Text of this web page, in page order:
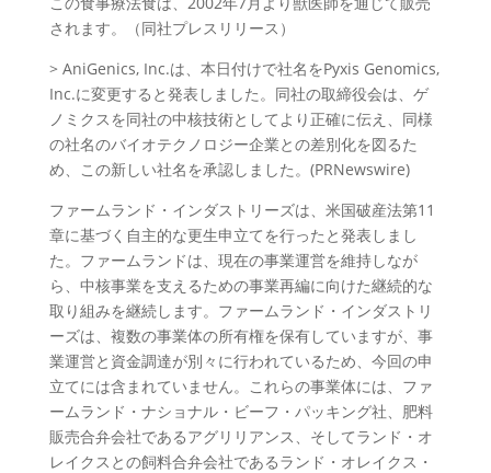
されます。（同社プレスリリース）
> AniGenics, Inc.は、本日付けで社名をPyxis Genomics,
Inc.に変更すると発表しました。同社の取締役会は、ゲ
ノミクスを同社の中核技術としてより正確に伝え、同様
の社名のバイオテクノロジー企業との差別化を図るた
め、この新しい社名を承認しました。(PRNewswire)
ファームランド・インダストリーズは、米国破産法第11
章に基づく自主的な更生申立てを行ったと発表しまし
た。ファームランドは、現在の事業運営を維持しなが
ら、中核事業を支えるための事業再編に向けた継続的な
取り組みを継続します。ファームランド・インダストリ
ーズは、複数の事業体の所有権を保有していますが、事
業運営と資金調達が別々に行われているため、今回の申
立てには含まれていません。これらの事業体には、ファ
ームランド・ナショナル・ビーフ・パッキング社、肥料
販売合弁会社であるアグリリアンス、そしてランド・オ
レイクスとの飼料合弁会社であるランド・オレイクス・